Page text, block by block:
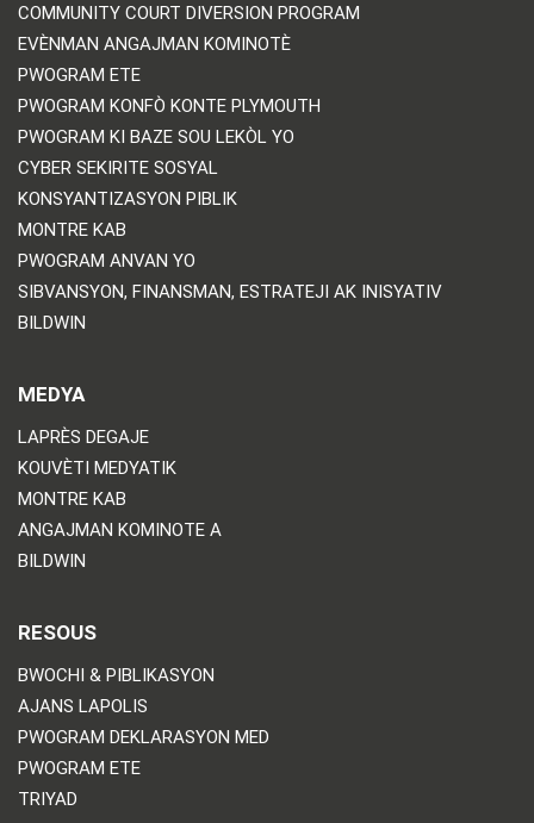
COMMUNITY COURT DIVERSION PROGRAM
EVÈNMAN ANGAJMAN KOMINOTÈ
PWOGRAM ETE
PWOGRAM KONFÒ KONTE PLYMOUTH
PWOGRAM KI BAZE SOU LEKÒL YO
CYBER SEKIRITE SOSYAL
KONSYANTIZASYON PIBLIK
MONTRE KAB
PWOGRAM ANVAN YO
SIBVANSYON, FINANSMAN, ESTRATEJI AK INISYATIV
BILDWIN
MEDYA
LAPRÈS DEGAJE
KOUVÈTI MEDYATIK
MONTRE KAB
ANGAJMAN KOMINOTE A
BILDWIN
RESOUS
BWOCHI & PIBLIKASYON
AJANS LAPOLIS
PWOGRAM DEKLARASYON MED
PWOGRAM ETE
TRIYAD